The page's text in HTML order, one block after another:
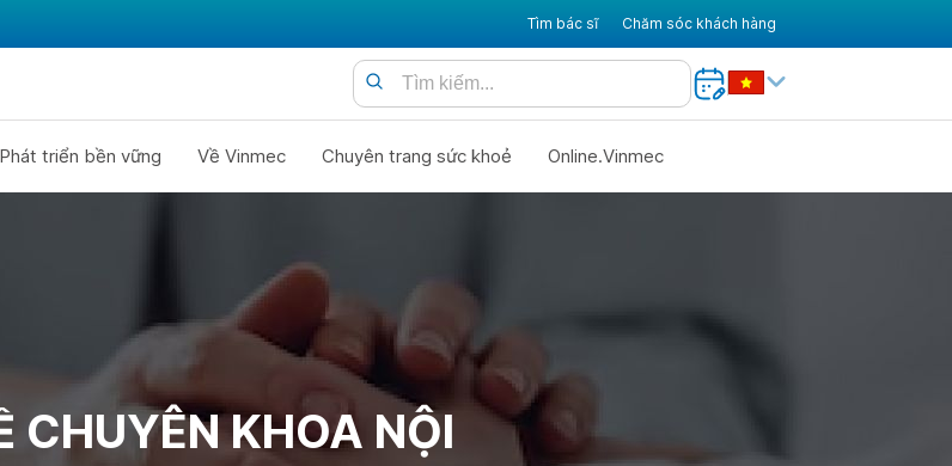
Tìm bác sĩ Chăm sóc khách hàng
Phát triển bền vững Về Vinmec Chuyên trang sức khoẻ Online.Vinmec
CHUYÊN KHOA NỘI